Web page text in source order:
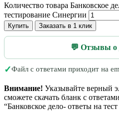
Количество товара Банковское
тестирование Синергии
Купить Заказать в 1 клик
💬 Отзывы о
✓Файл с ответами приходит на
Внимание! Указывайте верный
сможете скачать бланк с
“Банковское дело- ответы на